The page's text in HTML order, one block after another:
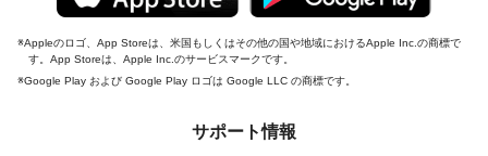
Appleのロゴ、App Storeは、米国もしくはその他の国や地域におけるApple Inc.の商標で
す。App Storeは、Apple Inc.のサービスマークです。
Google Play および Google Play ロゴは Google LLC の商標です。
サポート情報